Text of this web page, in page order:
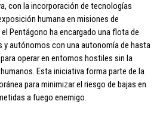
con la incorporación de tecnologías
humana en misiones de
Pentágono ha encargado una flota de
y autónomos con una autonomía de hasta
operar en entornos hostiles sin la
Esta iniciativa forma parte de la
para minimizar el riesgo de bajas en
a fuego enemigo.